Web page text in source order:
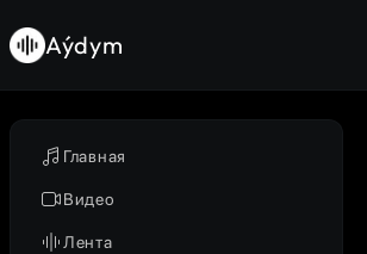
Главная
Видео
Лента
Aýdym